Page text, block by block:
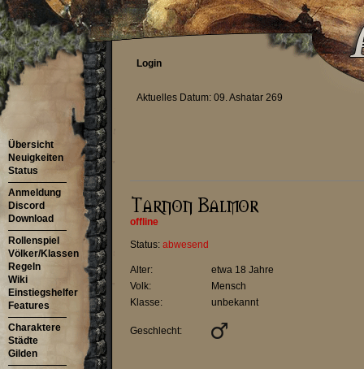
Login
Aktuelles Datum: 09. Ashatar 269
Übersicht
Neuigkeiten
Status
Anmeldung
Discord
Download
Rollenspiel
Völker/Klassen
Regeln
Wiki
Einstiegshelfer
Features
Charaktere
Städte
Gilden
offline
Status: abwesend
Alter:
etwa 18 Jahre
Volk:
Mensch
Klasse:
unbekannt
Geschlecht: